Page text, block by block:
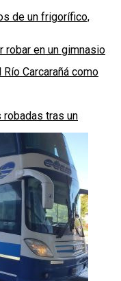
de un frigorífico,
robar en un gimnasio
Carcarañá como
robadas tras un